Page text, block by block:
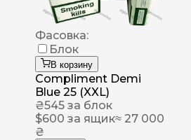
Фасовка:
Блок
В корзину
Compliment Demi
Blue 25 (XXL)
₴545 за блок
$600 за ящик≈ 27 000
₴